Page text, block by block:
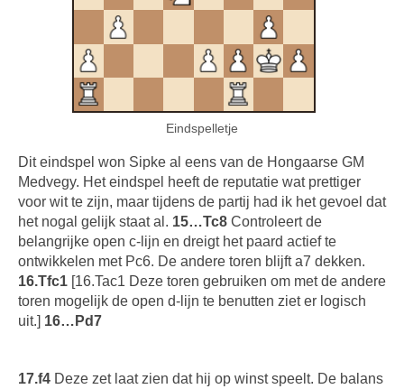
Eindspelletje
Dit eindspel won Sipke al eens van de Hongaarse GM
Medvegy. Het eindspel heeft de reputatie wat prettiger
voor wit te zijn, maar tijdens de partij had ik het gevoel dat
het nogal gelijk staat al. 15…Tc8 Controleert de
belangrijke open c-lijn en dreigt het paard actief te
ontwikkelen met Pc6. De andere toren blijft a7 dekken.
16.Tfc1 [16.Tac1 Deze toren gebruiken om met de andere
toren mogelijk de open d-lijn te benutten ziet er logisch
uit.] 16…Pd7
17.f4 Deze zet laat zien dat hij op winst speelt. De balans